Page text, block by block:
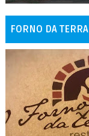
FORNO DA TERRA